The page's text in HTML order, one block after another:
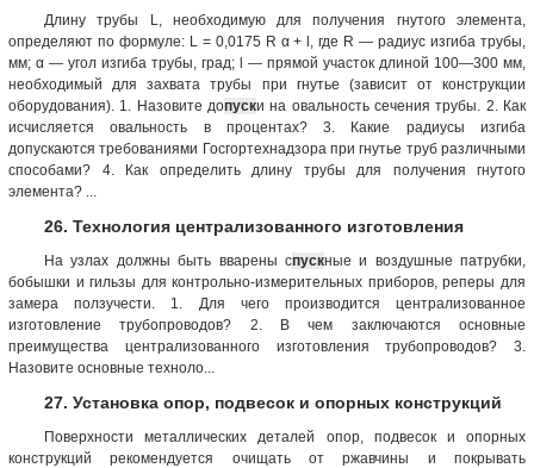
Длину трубы L, необходимую для получения гнутого элемента,
определяют по формуле: L = 0,0175 R α + l, где R — радиус изгиба трубы,
мм; α — угол изгиба трубы, град; l — прямой участок длиной 100—300 мм,
необходимый для захвата трубы при гнутье (зависит от конструкции
оборудования). 1. Назовите допуски на овальность сечения трубы. 2. Как
исчисляется овальность в процентах? 3. Какие радиусы изгиба
допускаются требованиями Госгортехнадзора при гнутье труб различными
способами? 4. Как определить длину трубы для получения гнутого
элемента? ...
26. Технология централизованного изготовления
На узлах должны быть вварены спускные и воздушные патрубки,
бобышки и гильзы для контрольно-измерительных приборов, реперы для
замера ползучести. 1. Для чего производится централизованное
изготовление трубопроводов? 2. В чем заключаются основные
преимущества централизованного изготовления трубопроводов? 3.
Назовите основные техноло...
27. Установка опор, подвесок и опорных конструкций
Поверхности металлических деталей опор, подвесок и опорных
конструкций рекомендуется очищать от ржавчины и покрывать